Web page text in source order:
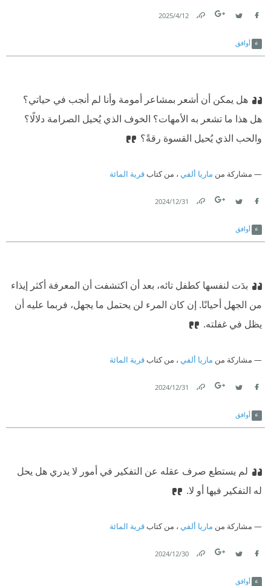
12‏/4‏/2025
أوافق
هل يمكن أن أشعر بمشاعر أمومة وأنا لم أنجب في حياتي؟
هل هذا ما تشعر به الأمهات؟ الخوف الذي يُحيل الصرامة دلالًا؟
والحب الذي يُحيل القسوة رقةً؟
مشاركة من ماريا ألفي ، من كتابقرية المائة
31‏/12‏/2024
أوافق
بدَت لنفسها كطفل تائه، بعد أن اكتشفت أن المعرفة أكثر إيذاء
من الجهل أحيانًا. إن كان المرء لن يحتمل ما يجهل، فربما عليه أن
يظل في غفلته.
مشاركة من ماريا ألفي ، من كتابقرية المائة
31‏/12‏/2024
أوافق
لم يستطع صرف عقله عن التفكير في أمور لا يدري هل يحل
له التفكير فيها أو لا.
مشاركة من ماريا ألفي ، من كتابقرية المائة
30‏/12‏/2024
أوافق